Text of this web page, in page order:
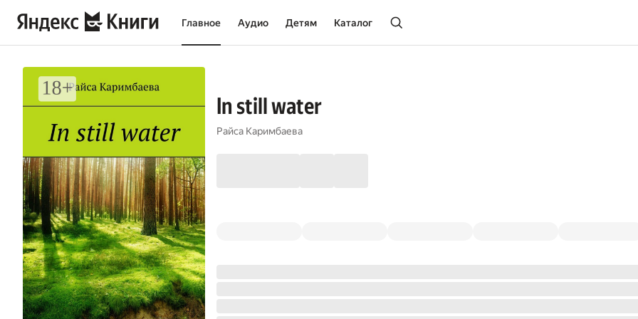
Главное Аудио Детям Каталог
In still water
Райса Каримбаева